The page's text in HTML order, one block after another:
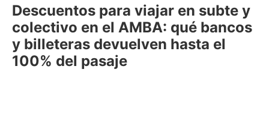
Descuentos para viajar en subte y
colectivo en el AMBA: qué bancos
y billeteras devuelven hasta el
100% del pasaje